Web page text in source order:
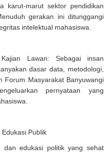
karut-marut sektor pendidikan
gerakan ini ditunggangi
intelektual mahasiswa.
Lawan: Sebagai insan
dasar data, metodologi,
Forum Masyarakat Banyuwangi
pernyataan yang
Publik
dan edukasi politik yang sehat